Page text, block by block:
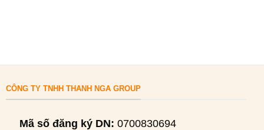
CÔNG TY TNHH THANH NGA GROUP
Mã số đăng ký DN: 0700830694